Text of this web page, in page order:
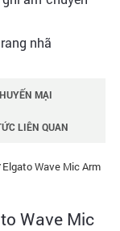
nhã
MẠI
LIÊN QUAN
Wave Mic Arm
Wave Mic